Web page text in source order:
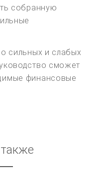
собранную
сильных и слабых
сможет
финансовые